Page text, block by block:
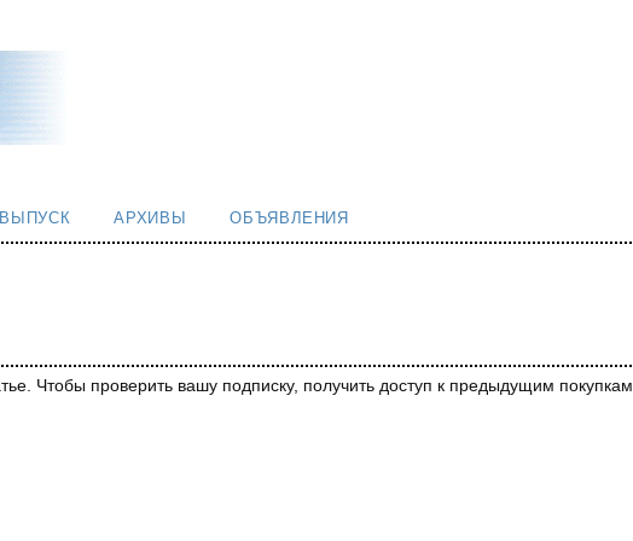
АРХИВЫ ОБЪЯВЛЕНИЯ
Чтобы проверить вашу подписку, получить доступ к предыдущим покупкам